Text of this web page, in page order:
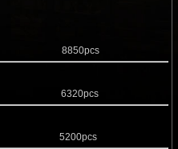
8850pcs
6320pcs
5200pcs